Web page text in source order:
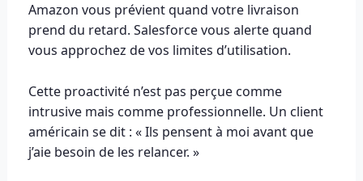
Amazon vous prévient quand votre livraison
prend du retard. Salesforce vous alerte quand
vous approchez de vos limites d’utilisation.
Cette proactivité n’est pas perçue comme
intrusive mais comme professionnelle. Un client
américain se dit : « Ils pensent à moi avant que
j’aie besoin de les relancer. »